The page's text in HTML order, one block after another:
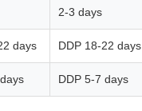
2-3 days
days DDP 18-22 days
DDP 5-7 days